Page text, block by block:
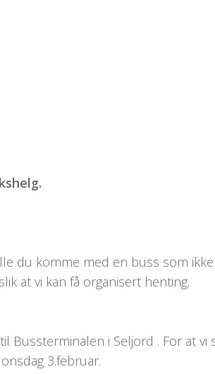
du komme med en buss som
at vi kan få organisert henting.
Bussterminalen i Seljord . For at
3.februar.